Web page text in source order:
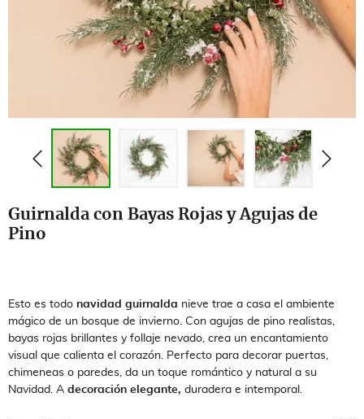
Guirnalda con Bayas Rojas y Agujas de
Pino
Esto es todo navidad guirnalda nieve trae a casa el ambiente
mágico de un bosque de invierno. Con agujas de pino realistas,
bayas rojas brillantes y follaje nevado, crea un encantamiento
visual que calienta el corazón. Perfecto para decorar puertas,
chimeneas o paredes, da un toque romántico y natural a su
Navidad. A decoración elegante, duradera e intemporal.